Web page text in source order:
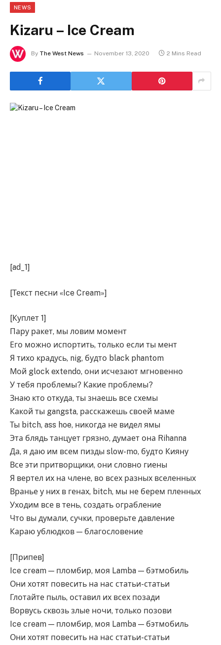
NEWS
Kizaru – Ice Cream
By The West News November 13, 2020 2 Mins Read
[ad_1]
[Текст песни «Ice Cream»]
[Куплет 1]
Пару ракет, мы ловим момент
Его можно испортить, только если ты мент
Я тихо крадусь, nig, будто black phantom
Мой glock extendo, они исчезают мгновенно
У тебя проблемы? Какие проблемы?
Знаю кто откуда, ты знаешь все схемы
Какой ты gangsta, расскажешь своей маме
Ты bitch, ass hoe, никогда не видел ямы
Эта блядь танцует грязно, думает она Rihanna
Да, я даю им всем пизды slow-mo, будто Кияну
Все эти притворщики, они словно гиены
Я вертел их на члене, во всех разных вселенных
Вранье у них в генах, bitch, мы не берем пленных
Уходим все в тень, создать ограбление
Что вы думали, сучки, проверьте давление
Караю ублюдков — благословение
[Припев]
Ice cream — пломбир, моя Lamba — бэтмобиль
Они хотят повесить на нас статьи-статьи
Глотайте пыль, оставил их всех позади
Ворвусь сквозь злые ночи, только позови
Ice cream — пломбир, моя Lamba — бэтмобиль
Они хотят повесить на нас статьи-статьи